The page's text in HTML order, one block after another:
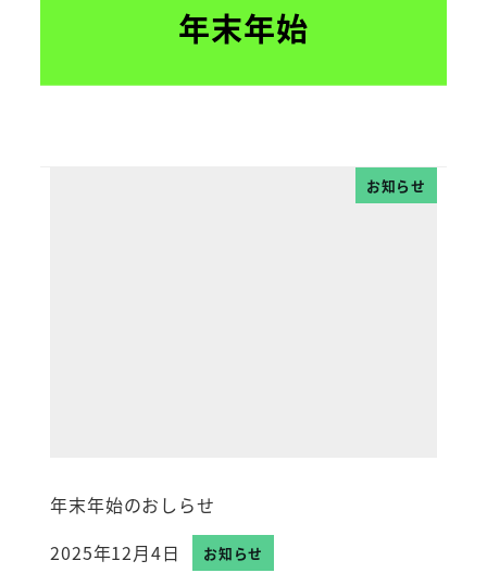
年末年始
お知らせ
年末年始のおしらせ
投稿日
2025年12月4日 お知らせ